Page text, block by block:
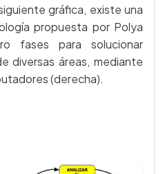
gráfica, existe una
propuesta por Polya
fases para solucionar
diversas áreas, mediante
(derecha).